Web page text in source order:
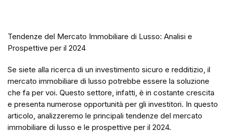
Tendenze del Mercato Immobiliare di Lusso: Analisi e
Prospettive per il 2024
Se siete alla ricerca di un investimento sicuro e redditizio, il
mercato immobiliare di lusso potrebbe essere la soluzione
che fa per voi. Questo settore, infatti, è in costante crescita
e presenta numerose opportunità per gli investitori. In questo
articolo, analizzeremo le principali tendenze del mercato
immobiliare di lusso e le prospettive per il 2024.